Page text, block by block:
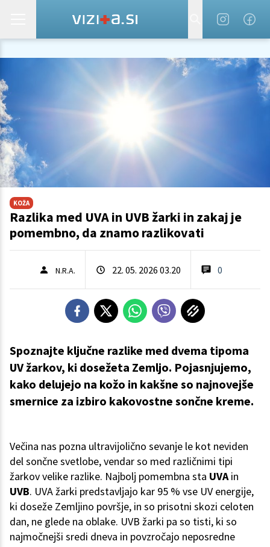
KOŽA
Razlika med UVA in UVB žarki in zakaj je
pomembno, da znamo razlikovati
N.R.A. 22. 05. 2026 03.20 0
Spoznajte ključne razlike med dvema tipoma
UV žarkov, ki dosežeta Zemljo. Pojasnjujemo,
kako delujejo na kožo in kakšne so najnovejše
smernice za izbiro kakovostne sončne kreme.
Večina nas pozna ultravijolično sevanje le kot neviden
del sončne svetlobe, vendar so med različnimi tipi
žarkov velike razlike. Najbolj pomembna sta UVAin
UVB. UVA žarki predstavljajo kar 95 % vse UV energije,
ki doseže Zemljino površje, in so prisotni skozi celoten
dan, ne glede na oblake. UVB žarki pa so tisti, ki so
najmočnejši sredi dneva in povzročajo neposredne